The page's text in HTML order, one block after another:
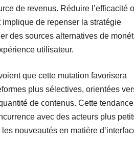
de revenus. Réduire l’efficacité
implique de repenser la stratégie
des sources alternatives de
utilisateur.
que cette mutation favorisera
plus sélectives, orientées
de contenus. Cette
avec des acteurs plus
nouveautés en matière